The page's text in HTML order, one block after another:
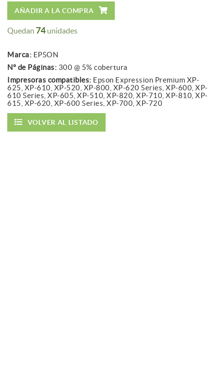
AÑADIR A LA COMPRA
Quedan 74unidades
Marca: EPSON
Nº de Páginas: 300 @ 5% cobertura
Impresoras compatibles: Epson Expression Premium XP-
625, XP-610, XP-520, XP-800, XP-620 Series, XP-600, XP-
610 Series, XP-605, XP-510, XP-820, XP-710, XP-810, XP-
615, XP-620, XP-600 Series, XP-700, XP-720
VOLVER AL LISTADO